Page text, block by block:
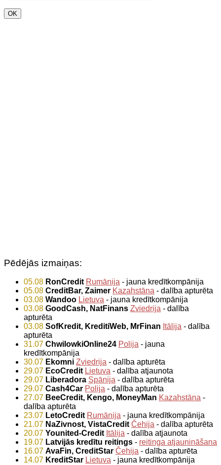
Pēdējās izmaiņas:
05.08 RonCredit Rumānija - jauna kredītkompānija
05.08 CreditBar, Zaimer Kazahstāna - dalība apturēta
03.08 Wandoo Lietuva - jauna kredītkompānija
03.08 GoodCash, NatFinans Zviedrija - dalība
apturēta
03.08 SofKredit, KreditiWeb, MrFinan Itālija - dalība
apturēta
31.07 ChwilowkiOnline24 Polija - jauna
kredītkompānija
30.07 Ekomni Zviedrija - dalība apturēta
29.07 EcoCredit Lietuva - dalība atjaunota
29.07 Liberadora Spānija - dalība apturēta
29.07 Cash4Car Polija - dalība apturēta
27.07 BeeCredit, Kengo, MoneyMan Kazahstāna -
dalība apturēta
23.07 LetoCredit Rumānija - jauna kredītkompānija
21.07 NaZivnost, VistaCredit Čehija - dalība apturēta
20.07 Younited-Credit Itālija - dalība atjaunota
19.07 Latvijās kredītu reitings - reitinga atjaunināšana
16.07 AvaFin, CreditStar Čehija - dalība apturēta
14.07 KreditStar Lietuva - jauna kredītkompānija